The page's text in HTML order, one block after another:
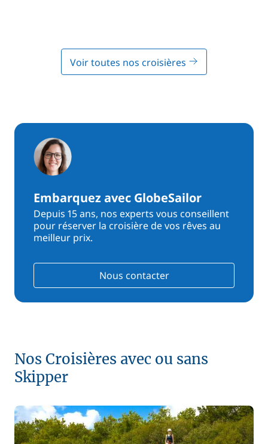
Voir toutes nos croisières
Embarquez avec GlobeSailor
Depuis 15 ans, nos experts vous conseillent
pour réserver la croisière de vos rêves au
meilleur prix.
Nous contacter
Nos Croisières avec ou sans
Skipper